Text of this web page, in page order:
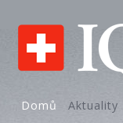
Domů Aktuality